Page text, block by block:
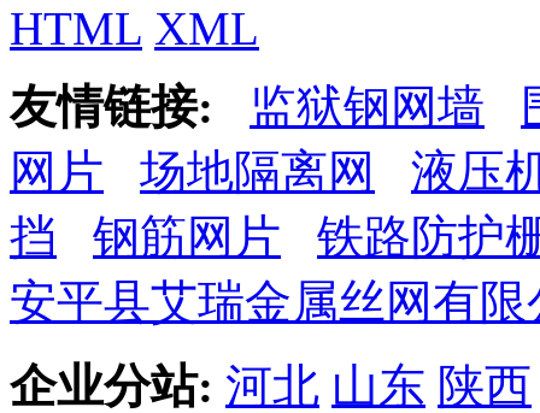
HTML XML
友情链接:
监狱钢网墙
网片
场地隔离网
液压
挡
钢筋网片
铁路防护
安平县艾瑞金属丝网有限
企业分站: 河北 山东 陕西